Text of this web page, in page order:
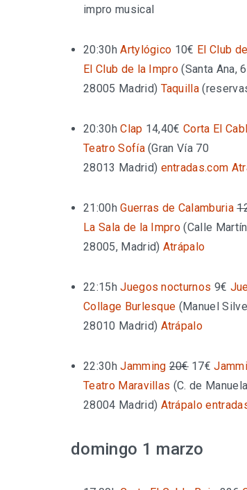
impro musical
20:30h Artylógico 10€ El Club
El Club de la Impro (Santa Ana, 6
28005 Madrid) Taquilla
20:30h Clap 14,40€ Corta El
Teatro Sofía(Gran Vía 70
28013 Madrid) entradas.com
21:00h Guerras de Calamburia
La Sala de la Impro (Calle
28005, Madrid) Atrápalo
22:15h Juegos nocturnos 9€
Collage Burlesque ( Manuel
28010 Madrid) Atrápalo
22:30h Jamming 20€17€
Teatro Maravillas (C. de
28004 Madrid) Atrápalo
domingo 1 marzo